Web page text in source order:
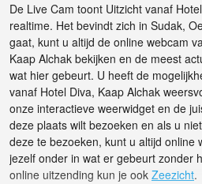
De Live Cam toont Uitzicht vanaf
realtime. Het bevindt zich in Sudak,
gaat, kunt u altijd de online webcam
Kaap Alchak bekijken en de meest
wat hier gebeurt. U heeft de
vanaf Hotel Diva, Kaap Alchak
onze interactieve weerwidget en de
deze plaats wilt bezoeken en als u
deze te bezoeken, kunt u altijd online
jezelf onder in wat er gebeurt zonder
online uitzending kun je ook Zeezicht.